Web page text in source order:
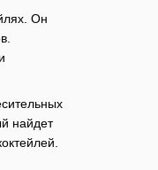
Он
найдет